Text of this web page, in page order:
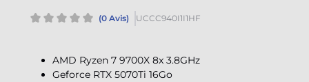
(0 Avis) UCCC940I1I1HF
AMD Ryzen 7 9700X 8x 3.8GHz
Geforce RTX 5070Ti 16Go